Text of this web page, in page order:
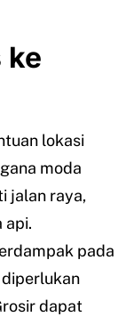
ke
lokasi
moda
jalan raya,
api.
pada
dapat